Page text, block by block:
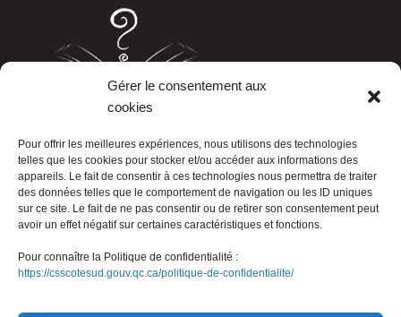
Gérer le consentement aux
cookies
Pour offrir les meilleures expériences, nous utilisons des technologies
telles que les cookies pour stocker et/ou accéder aux informations des
appareils. Le fait de consentir à ces technologies nous permettra de traiter
des données telles que le comportement de navigation ou les ID uniques
sur ce site. Le fait de ne pas consentir ou de retirer son consentement peut
avoir un effet négatif sur certaines caractéristiques et fonctions.
Pour connaître la Politique de confidentialité :
https://csscotesud.gouv.qc.ca/politique-de-confidentialite/
LISTE TÉLÉPHONIQUE
Nous joindre